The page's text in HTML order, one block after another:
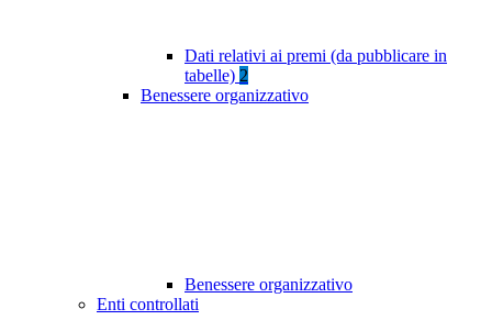
Dati relativi ai premi (da pubblicare in
tabelle) 2
Benessere organizzativo
Benessere organizzativo
Enti controllati